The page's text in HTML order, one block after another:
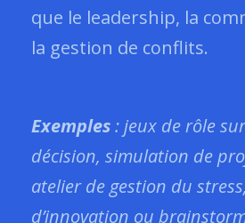
que le leadership, la
la gestion de conflits.
Exemples: jeux de rôle
décision, simulation de
atelier de gestion du
d’innovation ou